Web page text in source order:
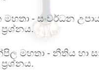
- සංවර්ධන උපාය
මහතා - නීතිය හා